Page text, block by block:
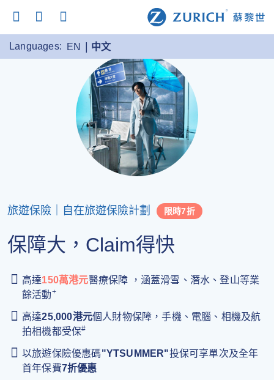
Languages: EN 中文
旅遊保險｜自在旅遊保險計劃 限時7折
保障大，Claim得快
高達150萬港元醫療保障 ，涵蓋滑雪、潛水、登山等業
餘活動+
高達25,000港元個人財物保障，手機、電腦、相機及航
拍相機都受保#
以旅遊保險優惠碼"YTSUMMER"投保可享單次及全年
首年保費7折優惠